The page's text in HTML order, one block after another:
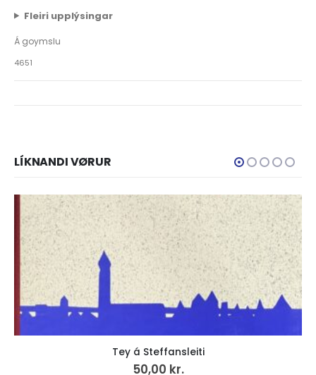
Fleiri upplýsingar
Á goymslu
4651
LÍKNANDI VØRUR
Tey á Steffansleiti
50,00 kr.